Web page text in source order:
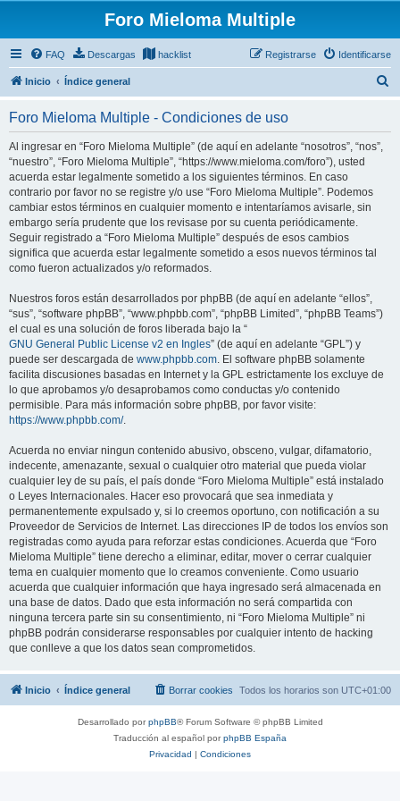
Foro Mieloma Multiple
FAQ Descargas hacklist Identificarse
Registrarse
Inicio Índice general
Foro Mieloma Multiple - Condiciones de uso
Al ingresar en “Foro Mieloma Multiple” (de aquí en adelante “nosotros”, “nos”,
“nuestro”, “Foro Mieloma Multiple”, “https://www.mieloma.com/foro”), usted
acuerda estar legalmente sometido a los siguientes términos. En caso
contrario por favor no se registre y/o use “Foro Mieloma Multiple”. Podemos
cambiar estos términos en cualquier momento e intentaríamos avisarle, sin
embargo sería prudente que los revisase por su cuenta periódicamente.
Seguir registrado a “Foro Mieloma Multiple” después de esos cambios
significa que acuerda estar legalmente sometido a esos nuevos términos tal
como fueron actualizados y/o reformados.
Nuestros foros están desarrollados por phpBB (de aquí en adelante “ellos”,
“sus”, “software phpBB”, “www.phpbb.com”, “phpBB Limited”, “phpBB Teams”)
el cual es una solución de foros liberada bajo la “
GNU General Public License v2 en Ingles” (de aquí en adelante “GPL”) y
puede ser descargada de www.phpbb.com. El software phpBB solamente
facilita discusiones basadas en Internet y la GPL estrictamente los excluye de
lo que aprobamos y/o desaprobamos como conductas y/o contenido
permisible. Para más información sobre phpBB, por favor visite:
https://www.phpbb.com/.
Acuerda no enviar ningun contenido abusivo, obsceno, vulgar, difamatorio,
indecente, amenazante, sexual o cualquier otro material que pueda violar
cualquier ley de su país, el país donde “Foro Mieloma Multiple” está instalado
o Leyes Internacionales. Hacer eso provocará que sea inmediata y
permanentemente expulsado y, si lo creemos oportuno, con notificación a su
Proveedor de Servicios de Internet. Las direcciones IP de todos los envíos son
registradas como ayuda para reforzar estas condiciones. Acuerda que “Foro
Mieloma Multiple” tiene derecho a eliminar, editar, mover o cerrar cualquier
tema en cualquier momento que lo creamos conveniente. Como usuario
acuerda que cualquier información que haya ingresado será almacenada en
una base de datos. Dado que esta información no será compartida con
ninguna tercera parte sin su consentimiento, ni “Foro Mieloma Multiple” ni
phpBB podrán considerarse responsables por cualquier intento de hacking
que conlleve a que los datos sean comprometidos.
Inicio Índice general Todos los horarios son UTC+01:00
Borrar cookies
Desarrollado porphpBB® Forum Software © phpBB Limited
Traducción al español porphpBB España
Privacidad | Condiciones